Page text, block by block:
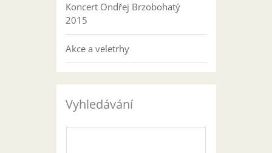
Koncert Ondřej Brzobohatý
2015
Akce a veletrhy
Vyhledávání